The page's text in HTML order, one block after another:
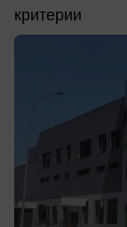
критерии